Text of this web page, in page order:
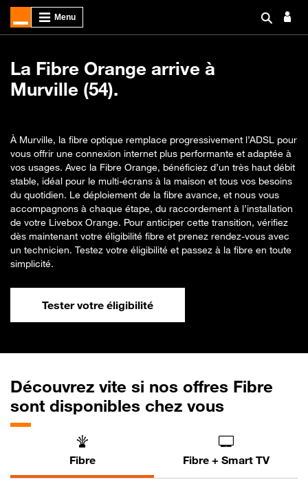
La Fibre Orange arrive à
Murville (54).
À Murville, la fibre optique remplace progressivement l’ADSL pour
vous offrir une connexion internet plus performante et adaptée à
vos usages. Avec la Fibre Orange, bénéficiez d’un très haut débit
stable, idéal pour le multi-écrans à la maison et tous vos besoins
du quotidien. Le déploiement de la fibre avance, et nous vous
accompagnons à chaque étape, du raccordement à l’installation
de votre Livebox Orange. Pour anticiper cette transition, vérifiez
dès maintenant votre éligibilité fibre et prenez rendez-vous avec
un technicien. Testez votre éligibilité et passez à la fibre en toute
simplicité.
Tester votre éligibilité
Découvrez vite si nos offres Fibre
sont disponibles chez vous
Fibre Fibre + Smart TV